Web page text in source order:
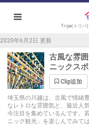
Tripa(トリパ)
2020年6月2日 更新
古風な雰
ニックス
Clip追加
埼玉県の川越は、古風で情緒
なレトロな雰囲気と、最近人
今注目を集めているんです。
ニック観光」を楽しんでみて